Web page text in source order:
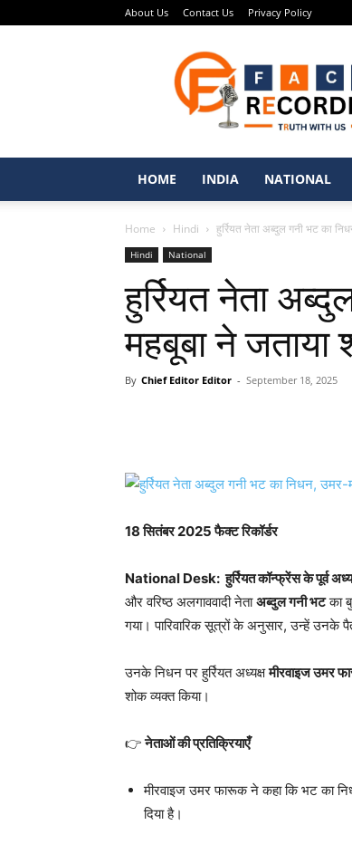
About Us Contact Us Privacy Policy
Recorder
–
Punjabi
News
Portal
HOME
INDIA NATIONAL
Home Hindi हुर्रियत नेता अब्दुल गनी भट का
Hindi National
हुर्रियत नेता
महबूबा ने जताया
By Chief Editor Editor - September 18, 2025
18 सितंबर 2025 फैक्ट रिकॉर्डर
National Desk:हुर्रियत कॉन्फ्रेंस के
और वरिष्ठ अलगाववादी नेताअब्दुल गनी भटका
गया। पारिवारिक सूत्रों के अनुसार, उन्हें उनके
उनके निधन पर हुर्रियत अध्यक्षमीरवाइज उमर
शोक व्यक्त किया।
👉नेताओं की प्रतिक्रियाएँ
मीरवाइज उमर फारूक ने कहा कि भट का
दिया है।